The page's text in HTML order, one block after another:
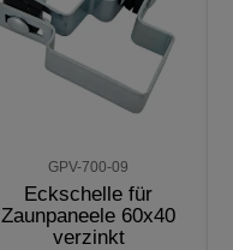
GPV-700-09
Eckschelle für
Zaunpaneele 60x40
verzinkt